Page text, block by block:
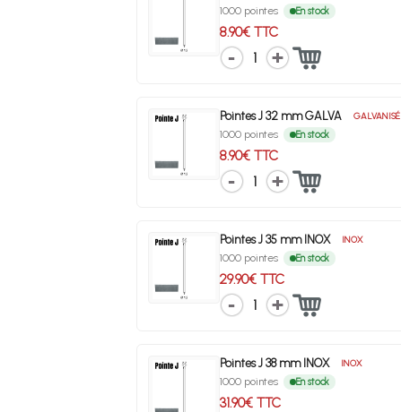
1000 pointes En stock
8.90€ TTC
1
Pointes J 32 mm GALVA GALVANISÉ
1000 pointes En stock
8.90€ TTC
1
Pointes J 35 mm INOX INOX
1000 pointes En stock
29.90€ TTC
1
Pointes J 38 mm INOX INOX
1000 pointes En stock
31.90€ TTC